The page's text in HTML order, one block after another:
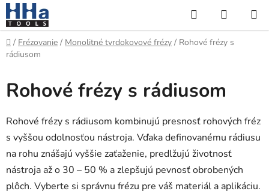
Prejsť
na
obsah
Hľadať
KOŠÍK
Domov
/ Frézovanie / Monolitné tvrdokovové frézy / Rohové frézy s
rádiusom
Rohové frézy s rádiusom
Rohové frézy s rádiusom kombinujú presnosť rohových fréz
s vyššou odolnosťou nástroja. Vďaka definovanému rádiusu
na rohu znášajú vyššie zaťaženie, predlžujú životnosť
nástroja až o 30 – 50 % a zlepšujú pevnosť obrobených
plôch. Vyberte si správnu frézu pre váš materiál a aplikáciu.